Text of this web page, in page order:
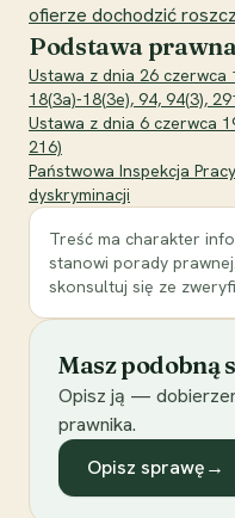
ofierze dochodzić
Podstawa
Ustawa z dnia 26 czerwca
18(3a)-18(3e), 94, 94(3),
Ustawa z dnia 6 czerwca
216)
Państwowa Inspekcja
dyskryminacji
Treść ma charakter
stanowi porady
skonsultuj się ze
Masz podobną
Opisz ją —
prawnika.
Opisz sprawę→